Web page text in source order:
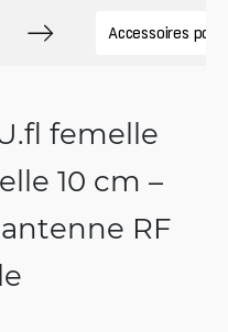
Accessoires
femelle
10 cm –
RF